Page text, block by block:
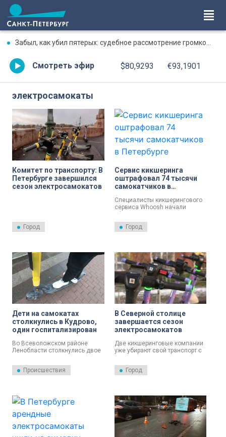
Забыл, как убил пятерых: судебное рассмотрение громкого дела о массовом убийстве в Липной Горке приостановлено
Смотреть эфир $80,9293 €93,1901
электросамокаты
Комитет по транспорту: В
Петербурге завершился
сезон электросамокатов
Город
Сервис кикшеринга
оштрафовал 74 тысячи
самокатчиков в
Специалисты кикшерингового
сервиса Whoosh начали
Петербурга.
Город
Дети на самокатах
столкнулись в Кудрово,
один госпитализирован
Во Всеволожском районе
Ленобласти столкнулись двое
электросамокатах. Одного из
них увезли в больницу.
Происшествия
В Северной столице
завершается сезон
электросамокатов
Две кикшеринговые компании
уже убирают свой транспорт с
Аренда не доступна и в
приложениях. Еще одна
Город